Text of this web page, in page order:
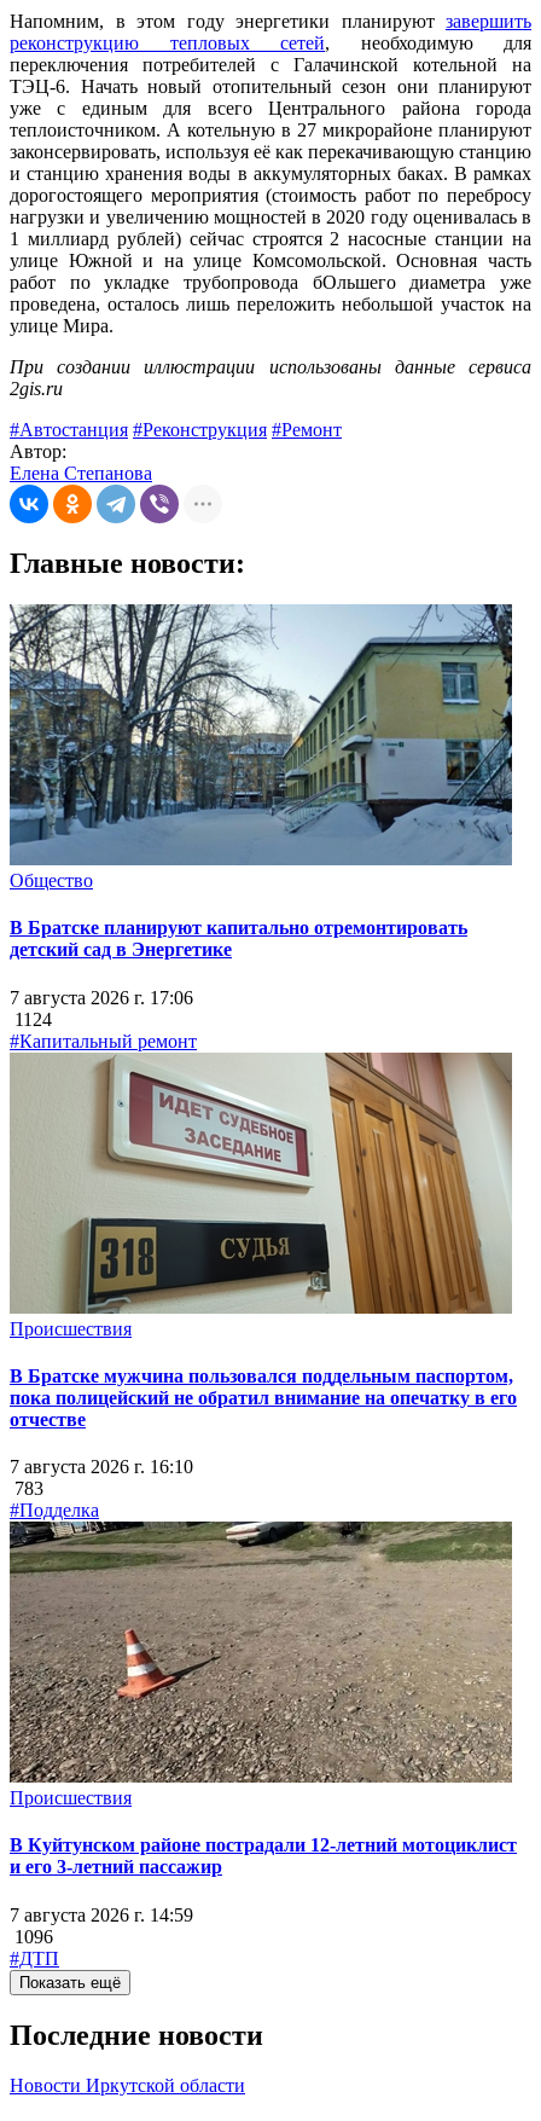
Напомним, в этом году энергетики планируют завершить
реконструкцию тепловых сетей, необходимую для
переключения потребителей с Галачинской котельной на
ТЭЦ-6. Начать новый отопительный сезон они планируют
уже с единым для всего Центрального района города
теплоисточником. А котельную в 27 микрорайоне планируют
законсервировать, используя её как перекачивающую станцию
и станцию хранения воды в аккумуляторных баках. В рамках
дорогостоящего мероприятия (стоимость работ по перебросу
нагрузки и увеличению мощностей в 2020 году оценивалась в
1 миллиард рублей) сейчас строятся 2 насосные станции на
улице Южной и на улице Комсомольской. Основная часть
работ по укладке трубопровода бОльшего диаметра уже
проведена, осталось лишь переложить небольшой участок на
улице Мира.
При создании иллюстрации использованы данные сервиса
2gis.ru
#Автостанция #Реконструкция #Ремонт
Автор:
Елена Степанова
Главные новости:
Общество
В Братске планируют капитально отремонтировать
детский сад в Энергетике
7 августа 2026 г. 17:06
1124
#Капитальный ремонт
Происшествия
В Братске мужчина пользовался поддельным паспортом,
пока полицейский не обратил внимание на опечатку в его
отчестве
7 августа 2026 г. 16:10
783
#Подделка
Происшествия
В Куйтунском районе пострадали 12-летний мотоциклист
и его 3-летний пассажир
7 августа 2026 г. 14:59
1096
#ДТП
Показать ещё
Последние новости
Новости Иркутской области